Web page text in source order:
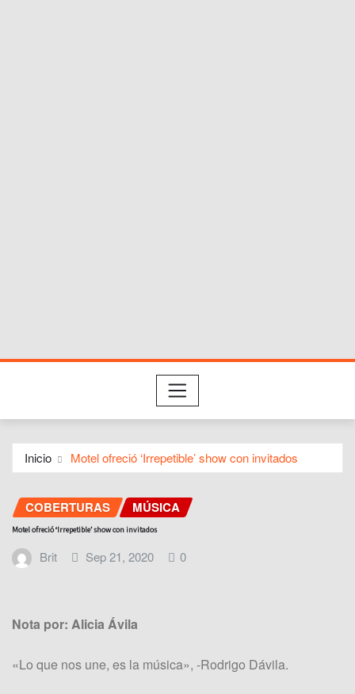
Inicio Motel ofreció ‘Irrepetible’ show con invitados
COBERTURAS MÚSICA
Motel ofreció ‘Irrepetible’ show con invitados
Brit Sep 21, 2020 0
Nota por: Alicia Ávila
«Lo que nos une, es la música», -Rodrigo Dávila.